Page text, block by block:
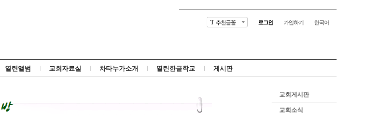
T 추천글꼴 로그인 가입하기 한국어
열린앨범 교회자료실 차타누가소개 열린한글학교 게시판
교회게시판
교회소식